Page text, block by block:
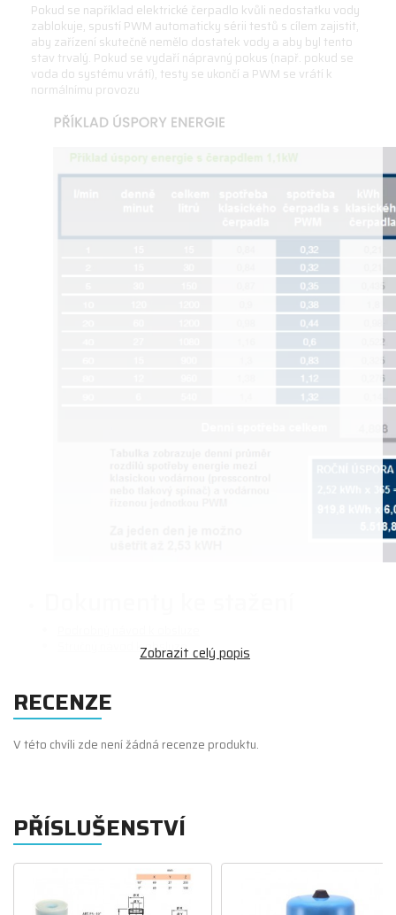
Pokud se například elektrické čerpadlo kvůli nedostatku vody
zablokuje, spustí PWM automaticky sérii testů s cílem zajistit,
aby zařízení skutečně nemělo dostatek vody a aby byl tento
stav trvalý. Pokud se vydaří nápravný pokus (např. pokud se
voda do systému vrátí), testy se ukončí a PWM se vrátí k
normálnímu provozu
Stručný návod k obsluze
RECENZE
V této chvíli zde není žádná recenze produktu.
PŘÍSLUŠENSTVÍ